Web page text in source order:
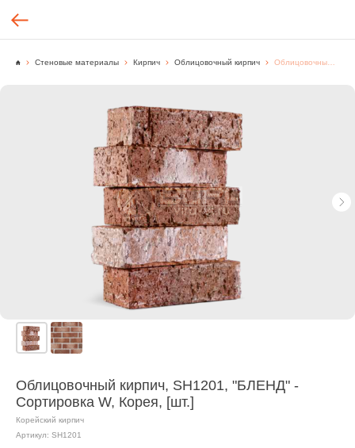
Стеновые материалы Кирпич Облицовочный кирпич
Облицовочный кирпич, SH1201, "БЛЕНД" -
Сортировка W, Корея, [шт.]
Корейский кирпич
Артикул: SH1201